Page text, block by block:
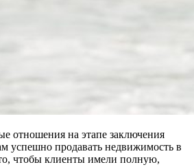
отношения на этапе заключения
успешно продавать недвижимость в
чтобы клиенты имели полную,